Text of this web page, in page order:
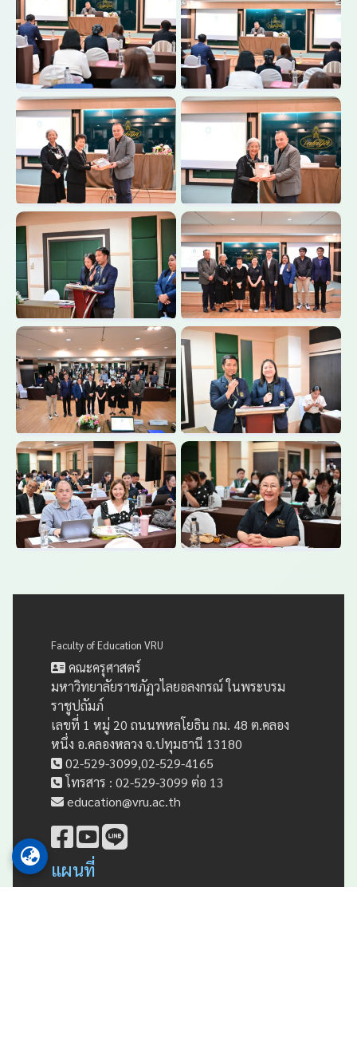
Faculty of Education VRU
คณะครุศาสตร์
มหาวิทยาลัยราชภัฏวไลยอลงกรณ์ ในพระบรม
ราชูปถัมภ์
เลขที่ 1 หมู่ 20 ถนนพหลโยธิน กม. 48 ต.คลอง
หนึ่ง อ.คลองหลวง จ.ปทุมธานี 13180
02-529-3099,02-529-4165
โทรสาร : 02-529-3099 ต่อ 13
education@vru.ac.th
แผนที่